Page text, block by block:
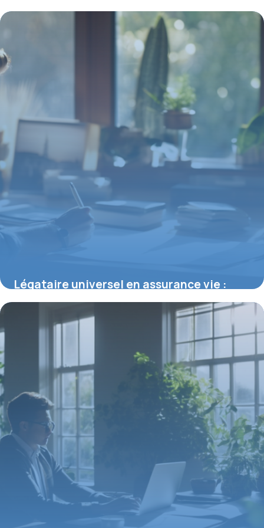
Légataire universel en assurance vie :
enjeux et stratégies clés
22 janvier 2026